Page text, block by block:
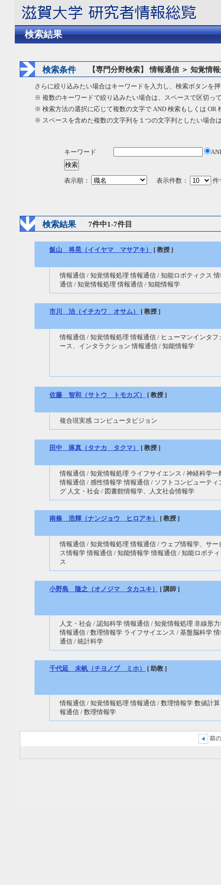
検索結果
検索条件 【専門分野検索】 情報通信 ＞ 知覚情
さらに絞り込みたい場合はキーワードを入力し、検索ボタンを
※ 複数のキーワードで絞り込みたい場合は、スペースで区切っ
※ 検索方法の選択に応じて複数の文字で AND 検索もしくは OR
※ スペースを含めた複数の文字列を１つの文字列としたい場合
キーワード
表示順： 表示件数： 件
検索結果 7件中1-7件目
飯山 将晃（イイヤマ マサアキ） [ 教授 ]
情報通信 / 知覚情報処理 情報通信 / 知能ロボティクス
通信 / 知覚情報処理 情報通信 / 知能情報学
市川 治（イチカワ オサム） [ 教授 ]
情報通信 / 知覚情報処理 情報通信 / ヒューマンインタフ
ース、インタラクション 情報通信 / 知能情報学
佐藤 智和（サトウ トモカズ） [ 教授 ]
複合現実感 コンピュータビジョン
田中 琢真（タナカ タクマ） [ 教授 ]
情報通信 / 知覚情報処理 ライフサイエンス / 神経科学一
情報通信 / 感性情報学 情報通信 / ソフトコンピューティ
グ 人文・社会 / 図書館情報学、人文社会情報学
南條 浩輝（ナンジョウ ヒロアキ） [ 教授 ]
情報通信 / 知覚情報処理 情報通信 / ウェブ情報学、サー
ス情報学 情報通信 / 知能情報学 情報通信 / 知能ロボテ
ス
小野島 隆之（オノジマ タカユキ） [ 講師 ]
人文・社会 / 認知科学 情報通信 / 知覚情報処理 非線形
情報通信 / 数理情報学 ライフサイエンス / 基盤脳科学
通信 / 統計科学
千代延 未帆（チヨノブ ミホ） [ 助教 ]
情報通信 / 知覚情報処理 情報通信 / 数理情報学 数値計算
報通信 / 数理情報学
前